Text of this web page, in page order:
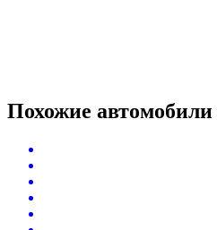
Похожие автомобили